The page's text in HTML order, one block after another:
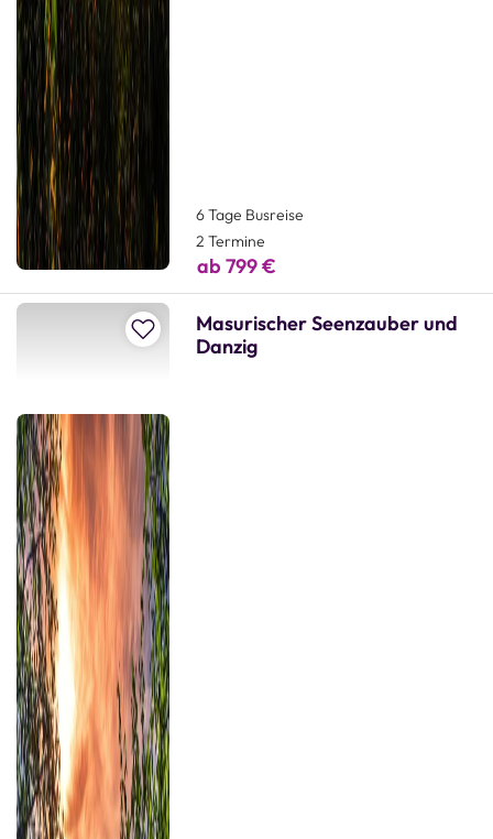
6 Tage Busreise
2 Termine
ab 799 €
Zur Merkliste hinzufügen
Masurischer Seenzauber und
Danzig